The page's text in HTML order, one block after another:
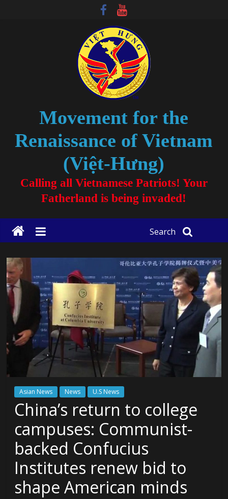
Movement for the
Renaissance of Vietnam
(Việt-Hưng)
Calling all Vietnamese Patriots! Your
Fatherland is being invaded!
Search
Asian News News U.S News
China’s return to college
campuses: Communist-
backed Confucius
Institutes renew bid to
shape American minds